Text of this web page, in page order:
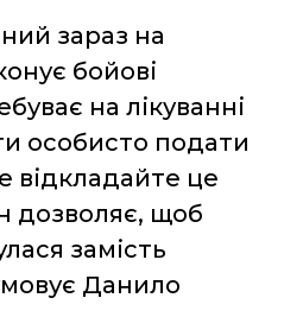
зараз на
бойові
на лікуванні
особисто подати
відкладайте це
дозволяє, щоб
замість
Данило